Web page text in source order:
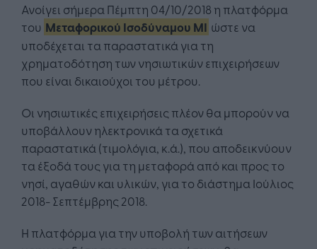
Ανοίγει σήμερα Πέμπτη 04/10/2018 η πλατφόρμα
του Μεταφορικού Ισοδύναμου ΜΙ ώστε να
υποδέχεται τα παραστατικά για τη
χρηματοδότηση των νησιωτικών επιχειρήσεων
που είναι δικαιούχοι του μέτρου.
Οι νησιωτικές επιχειρήσεις πλέον θα μπορούν να
υποβάλλουν ηλεκτρονικά τα σχετικά
παραστατικά (τιμολόγια, κ.ά.), που αποδεικνύουν
τα έξοδά τους για τη μεταφορά από και προς το
νησί, αγαθών και υλικών, για το διάστημα Ιούλιος
2018- Σεπτέμβρης 2018.
Η πλατφόρμα για την υποβολή των αιτήσεων